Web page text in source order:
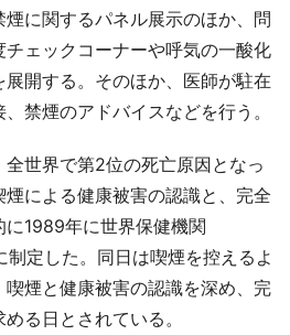
に関するパネル展示のほか、問
ェックコーナーや呼気の一酸化
開する。そのほか、医師が駐在
禁煙のアドバイスなどを行う。
世界で第2位の死亡原因となっ
による健康被害の認識と、完全
1989年に世界保健機関
制定した。同日は喫煙を控えるよ
喫煙と健康被害の認識を深め、完
る日とされている。